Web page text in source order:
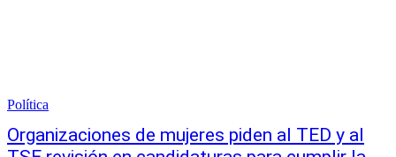
Política
Organizaciones de mujeres piden al TED y al